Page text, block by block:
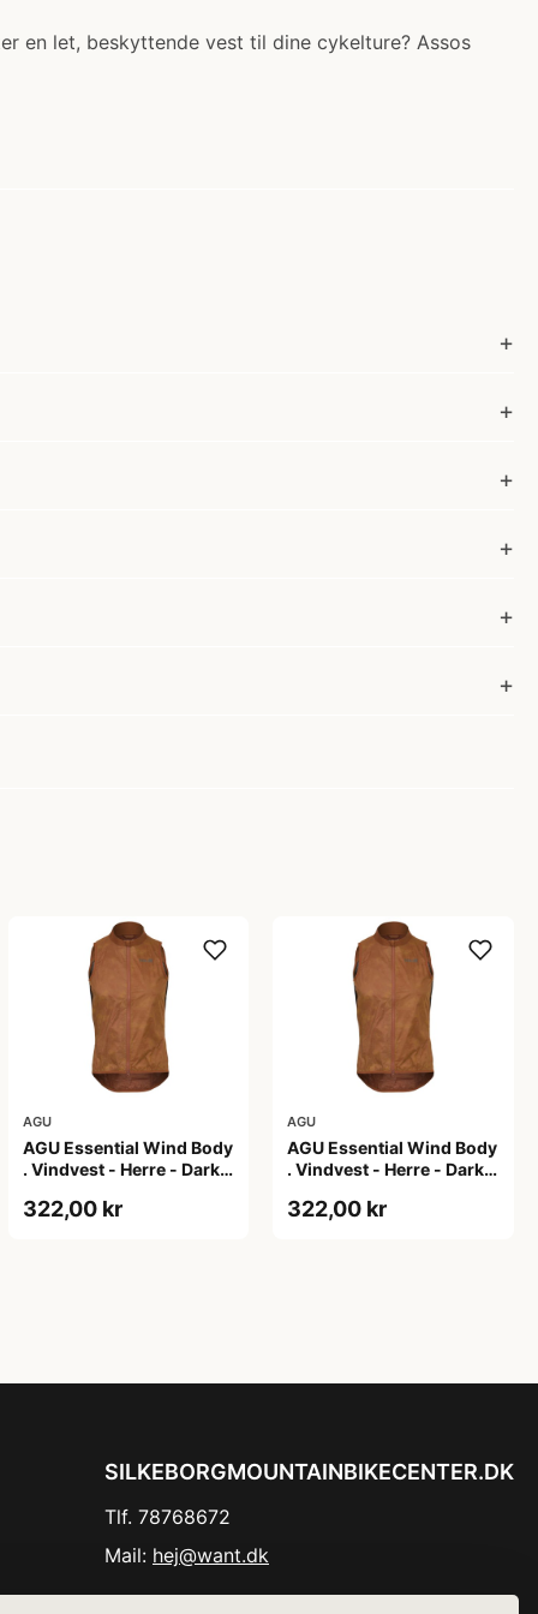
en let, beskyttende vest til dine cykelture? Assos
AGU
AGU Essential Wind Body
. Vindvest - Herre - Dark
322,00 kr
AGU
AGU Essential Wind Body
. Vindvest - Herre - Dark
322,00 kr
SILKEBORGMOUNTAINBIKECENTER.DK
Tlf. 78768672
Mail: hej@want.dk